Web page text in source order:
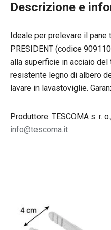
Descrizione e
Ideale per prelevare il pane
PRESIDENT (codice
alla superficie in acciaio del
resistente legno di albero
lavare in lavastoviglie.
Produttore: TESCOMA s. r.
info@tescoma.it